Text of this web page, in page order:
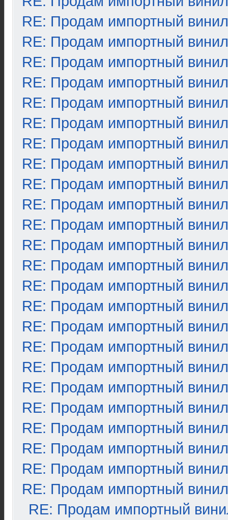
RE: Продам импортный винил
RE: Продам импортный винил
RE: Продам импортный винил
RE: Продам импортный винил
RE: Продам импортный винил
RE: Продам импортный винил
RE: Продам импортный винил
RE: Продам импортный винил
RE: Продам импортный винил
RE: Продам импортный винил
RE: Продам импортный винил
RE: Продам импортный винил
RE: Продам импортный винил
RE: Продам импортный винил
RE: Продам импортный винил
RE: Продам импортный винил
RE: Продам импортный винил
RE: Продам импортный винил
RE: Продам импортный винил
RE: Продам импортный винил
RE: Продам импортный винил
RE: Продам импортный винил
RE: Продам импортный винил
RE: Продам импортный винил
RE: Продам импортный